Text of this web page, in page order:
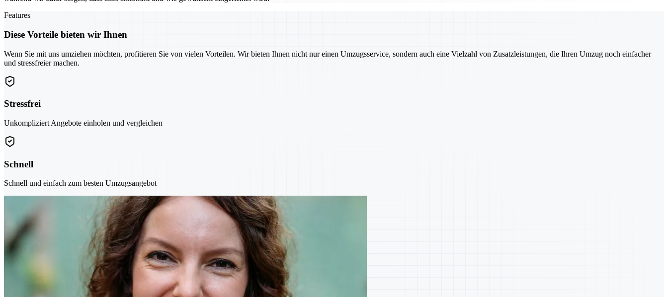
Features
Diese Vorteile bieten wir Ihnen
Wenn Sie mit uns umziehen möchten, profitieren Sie von vielen Vorteilen. Wir bieten Ihnen nicht nur einen Umzugsservice, sondern auch eine Vielzahl von Zusatzleistungen, die Ihren Umzug noch einfacher
und stressfreier machen.
Stressfrei
Unkompliziert Angebote einholen und vergleichen
Schnell
Schnell und einfach zum besten Umzugsangebot